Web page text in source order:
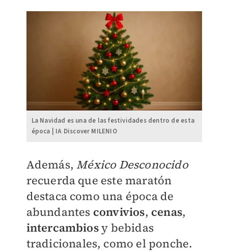
La Navidad es una de las festividades dentro de esta
época | IA Discover MILENIO
Además, México Desconocido
recuerda que este maratón
destaca como una época de
abundantes convivios, cenas,
intercambiosy bebidas
tradicionales, como el ponche.